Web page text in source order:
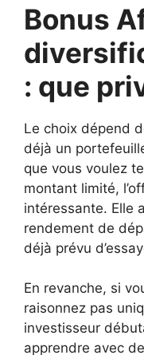
Bonus
: que
Le choix dépend
déjà un
que vous voulez
montant limité,
intéressante. Elle
rendement de
déjà prévu
En revanche, si
raisonnez pas
investisseur
apprendre avec